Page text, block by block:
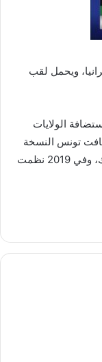
أوكرانيا، ويحمل لقب
البطولة في أول مرة العام 2015 باستضافة الولايات
تونس النسخة
الثانية في 2017 وظفر بالبطولة منتخب التشيك، وفي 2019 نظمت